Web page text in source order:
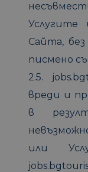
Услугите
Сайта,
писмено
2.5.
вреди и
в
или